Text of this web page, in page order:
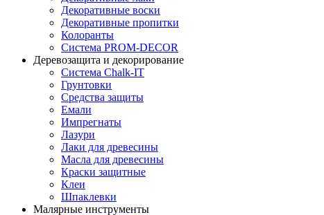
Декоративные воски
Декоративные пропитки
Колоранты
Система PROM-DECOR
Деревозащита и декорирование
Система Chalk-IT
Грунтовки
Средства защиты
Емали
Импрегнаты
Лазури
Лаки для древесины
Масла для древесины
Краски защитные
Клеи
Шпаклевки
Малярные инструменты